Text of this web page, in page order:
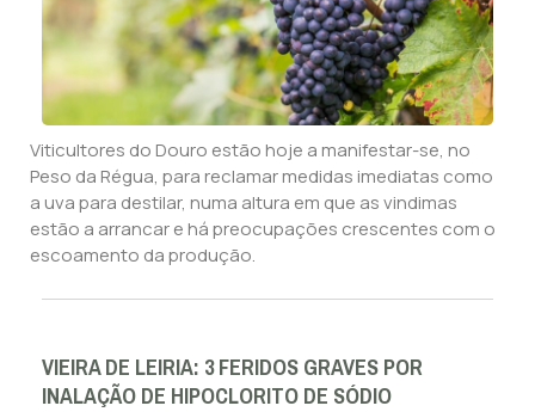
Viticultores do Douro estão hoje a manifestar-se, no
Peso da Régua, para reclamar medidas imediatas como
a uva para destilar, numa altura em que as vindimas
estão a arrancar e há preocupações crescentes com o
escoamento da produção.
VIEIRA DE LEIRIA: 3 FERIDOS GRAVES POR
INALAÇÃO DE HIPOCLORITO DE SÓDIO